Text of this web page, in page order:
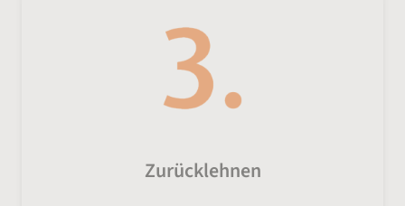
Zurücklehnen